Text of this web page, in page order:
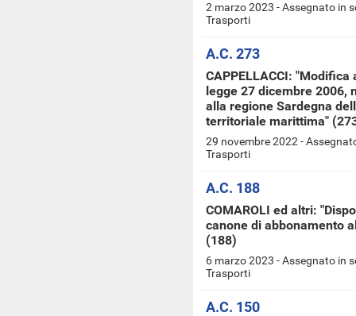
2 marzo 2023 - Assegnato in
Trasporti
A.C. 273
CAPPELLACCI:
legge 27 dicembre 2006,
alla regione Sardegna
territoriale marittima"
29 novembre 2022 -
Trasporti
A.C. 188
COMAROLI ed altri:
canone di abbonamento
(188)
6 marzo 2023 - Assegnato in
Trasporti
A.C. 150